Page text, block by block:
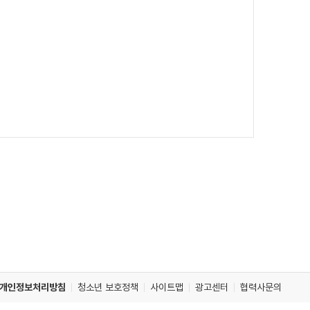
개인정보처리방침 청소년 보호정책 사이트맵 광고센터 협력사문의